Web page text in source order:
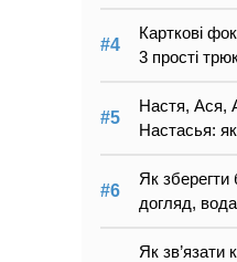
Карткові
3 прості
Настя, Ася,
Настасья: як
Як зберегти
догляд,
Як зв’язати